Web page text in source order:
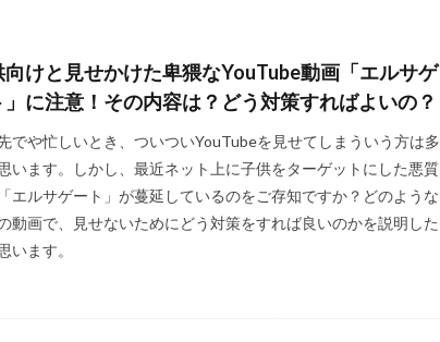
向けと見せかけた卑猥なYouTube動画「エルサゲ
」に注意！その内容は？どう対策すればよいの？
でや忙しいとき、ついついYouTubeを見せてしまういう方は多
います。しかし、最近ネット上に子供をターゲットにした悪質
エルサゲート」が蔓延しているのをご存知ですか？どのような
動画で、見せないためにどう対策をすれば良いのかを説明した
います。